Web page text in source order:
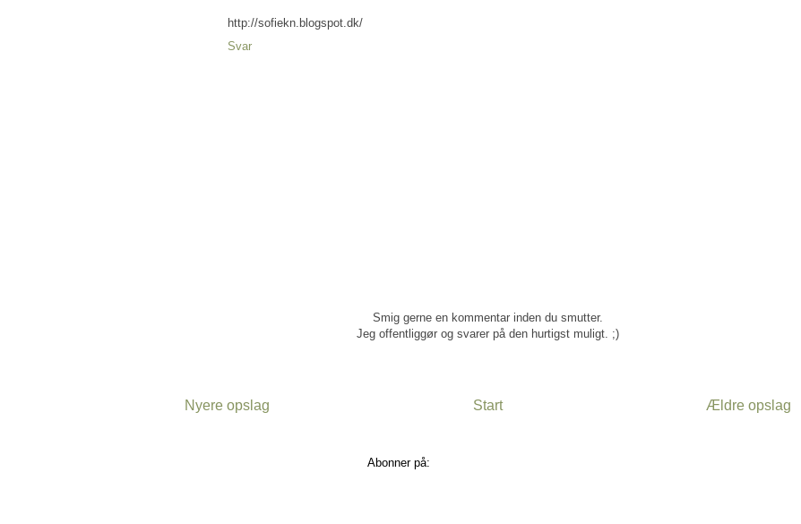
http://sofiekn.blogspot.dk/
Svar
Smig gerne en kommentar inden du smutter.
Jeg offentliggør og svarer på den hurtigst muligt. ;)
Nyere opslag Ældre opslag
Start
Abonner på: